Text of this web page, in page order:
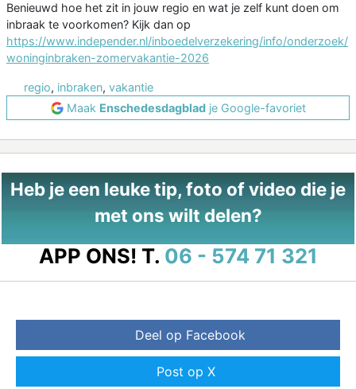
Benieuwd hoe het zit in jouw regio en wat je zelf kunt doen om
inbraak te voorkomen? Kijk dan op
https://www.independer.nl/inboedelverzekering/info/onderzoek/
woninginbraken-zomervakantie-2026
regio, inbraken, vakantie
Maak Enschedesdagbladje Google-favoriet
Heb je een leuke tip, foto of video die je
met ons wilt delen?
APP ONS! T. 06 - 574 71 321
Deel op Facebook
Post op X